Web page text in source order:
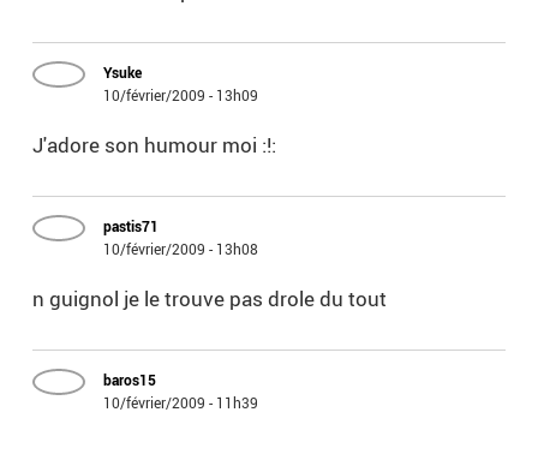
Ysuke
10/février/2009 - 13h09
J'adore son humour moi :!:
pastis71
10/février/2009 - 13h08
n guignol je le trouve pas drole du tout
baros15
10/février/2009 - 11h39